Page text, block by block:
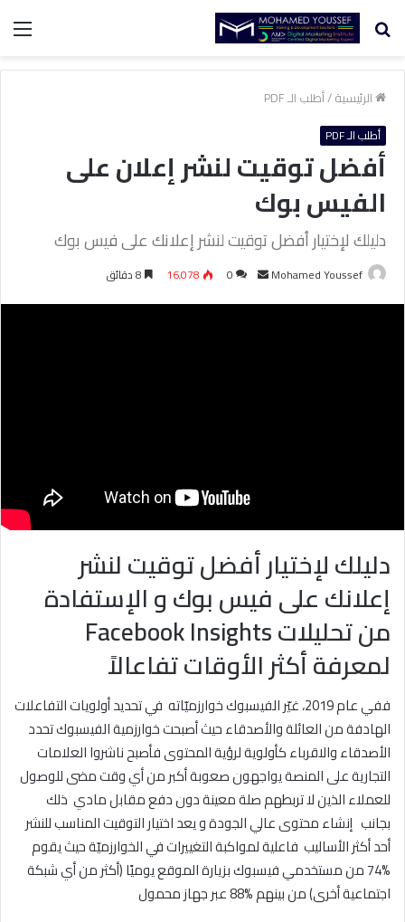
بحث
الرئيسية/أطلب الـ PDF
أطلب الـ PDF
أفضل توقيت لنشر إعلان على
الفيس بوك
دليلك لإختيار أفضل توقيت لنشر إعلانك على فيس بوك
Mohamed Youssef
ت
ر
و
ن
ي
ا
0 16٬078
دليلك لختيار أفضل توقيت لنشر
إعلانك على فيس بوك و الإستفادة
من تحليلاتFacebook Insights
لمعرفة أكثر الأوقات تفاعالاً
ففي عام 2019، غيّر الفيسبوك خوارزميّاته في تحديد أولويات التفاعلات
الهادفة من العائلة والأصدقاء حيث أصبحت خوارزمية الفيسبوك تحدد
الأصدقاء والاقرباء كأولوية لرؤية المحتوى فأصبح ناشروا العلامات
التجارية على المنصة يواجهون صعوبة أكبر من أي وقت مضى للوصول
للعملاء الذين لا تربطهم صلة معينة دون دفع مقابل مادي ذلك
بجانب إنشاء محتوى عالي الجودة و يعد اختيار التوقيت المناسب للنشر
أحد أكثر الأساليب فاعلية لمواكبة التغييرات في الخوارزميّة حيث يقوم
%74 من مستخدمي فيسبوك بزيارة الموقع يوميًا (أكثر من أي شبكة
اجتماعية أخرى) من بينهم %88 عبر جهاز محمول